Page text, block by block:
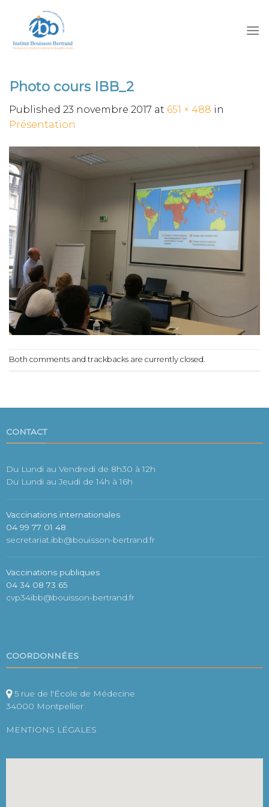
content
Photo cours IBB_2
Published 23 novembre 2017 at 651 × 488 in
Présentation
Both comments and trackbacks are currently closed.
CONTACT
Du Lundi au Vendredi de 8h30 à 12h
Du Lundi au Jeudi de 14h à 16h
Vaccinations internationales
04 99 77 01 48
secretariat.ibb@bouisson-bertrand.fr
Vaccinations publiques
04 34 08 73 65
cvp34ibb@bouisson-bertrand.fr
COORDONNÉES
5 rue de l'École de Médecine
34000 Montpellier
MENTIONS LÉGALES